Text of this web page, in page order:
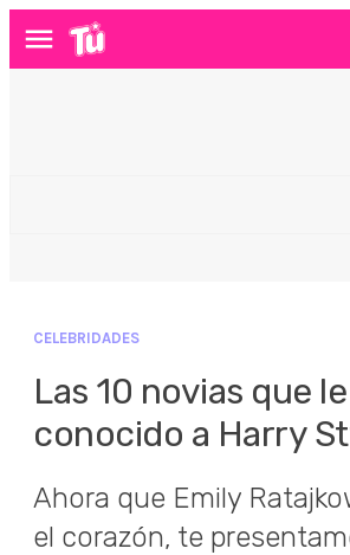
Menú
CELEBRIDADES
Las 10 novias que
conocido a Harry
Ahora que Emily
el corazón, te